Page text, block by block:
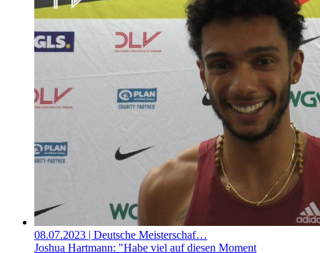
08.07.2023 | Deutsche Meisterschaf…
Joshua Hartmann: "Habe viel auf diesen Moment